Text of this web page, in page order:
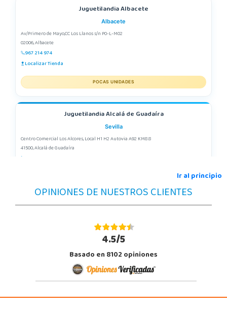
Juguetilandia Albacete
Albacete
Av/Primero de Mayo,CC Los Llanos s/n P0-L-M02
02006, Albacete
967 214 974
Localizar Tienda
POCAS UNIDADES
Juguetilandia Alcalá de Guadaíra
Sevilla
Centro Comercial Los Alcores, Local H1 H2 Autovia A92 KM8.8
41500, Alcalá de Guadaíra
Juguetilandia Alcobendas
Madrid
Av. Olímpica, 9, Local A13/21, Centro Comercial La Vega
Ir al principio
OPINIONES DE NUESTROS CLIENTES
4.5/5
Basado en 8102 opiniones